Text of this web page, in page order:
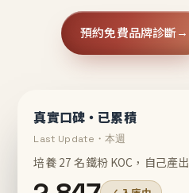
預約免費品牌診斷→
真實口碑・已累積
Last Update・本週
培養 27 名鐵粉 KOC，自己產出